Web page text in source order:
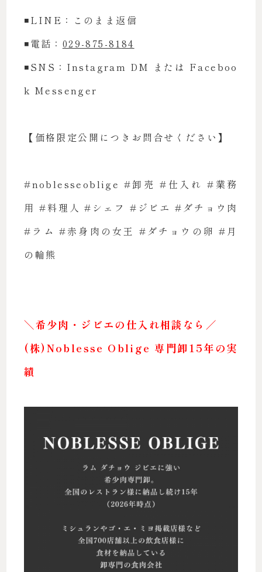
◾️LINE：このまま返信
◾️電話： 029-875-8184
◾️SNS：Instagram DM または Faceboo
k Messenger
【価格限定公開につきお問合せください】
#noblesseoblige #卸売 #仕入れ #業務
用 #料理人 #シェフ #ジビエ #ダチョウ肉
#ラム #赤身肉の女王 #ダチョウの卵 #月
の輪熊
＼希少肉・ジビエの仕入れ相談なら／
(株)Noblesse Oblige 専門卸15年の実
績